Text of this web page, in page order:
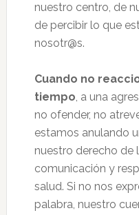
nuestro centro, de
de percibir lo que
nosotr@s.
Cuando no
tiempo, a una
no ofender, no
estamos anulando
nuestro derecho de
comunicación y
salud. Si no nos
palabra, nuestro